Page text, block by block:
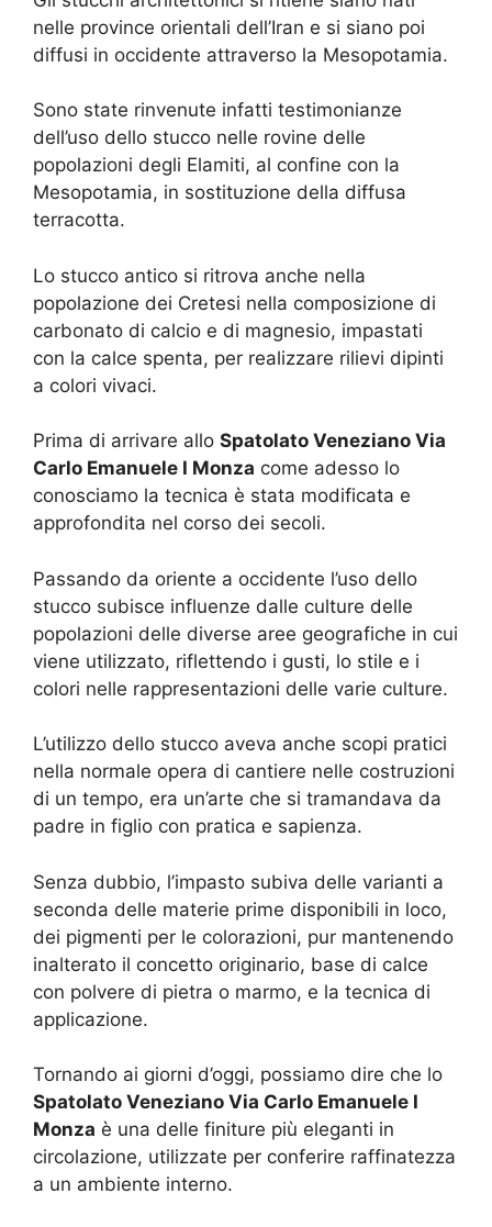
nelle province orientali dell’Iran e si siano poi
diffusi in occidente attraverso la Mesopotamia.
Sono state rinvenute infatti testimonianze
dell’uso dello stucco nelle rovine delle
popolazioni degli Elamiti, al confine con la
Mesopotamia, in sostituzione della diffusa
terracotta.
Lo stucco antico si ritrova anche nella
popolazione dei Cretesi nella composizione di
carbonato di calcio e di magnesio, impastati
con la calce spenta, per realizzare rilievi dipinti
a colori vivaci.
Prima di arrivare allo Spatolato Veneziano Via
Carlo Emanuele I Monza come adesso lo
conosciamo la tecnica è stata modificata e
approfondita nel corso dei secoli.
Passando da oriente a occidente l’uso dello
stucco subisce influenze dalle culture delle
popolazioni delle diverse aree geografiche in cui
viene utilizzato, riflettendo i gusti, lo stile e i
colori nelle rappresentazioni delle varie culture.
L’utilizzo dello stucco aveva anche scopi pratici
nella normale opera di cantiere nelle costruzioni
di un tempo, era un’arte che si tramandava da
padre in figlio con pratica e sapienza.
Senza dubbio, l’impasto subiva delle varianti a
seconda delle materie prime disponibili in loco,
dei pigmenti per le colorazioni, pur mantenendo
inalterato il concetto originario, base di calce
con polvere di pietra o marmo, e la tecnica di
applicazione.
Tornando ai giorni d’oggi, possiamo dire che lo
Spatolato Veneziano Via Carlo Emanuele I
Monza è una delle finiture più eleganti in
circolazione, utilizzate per conferire raffinatezza
a un ambiente interno.